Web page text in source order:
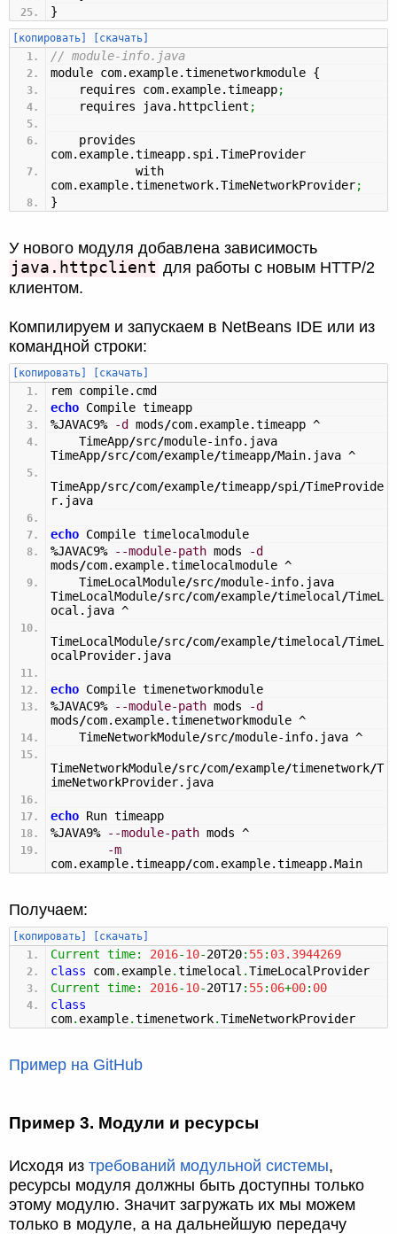
}
[копировать] [скачать]
// module-info.java
module com. example.timenetworkmodule {
requires com. example.timeapp;
requires java. httpclient ;
provides
com. example.timeapp. spi .TimeProvider
with
com. example.timenetwork.TimeNetworkProvider;
}
У нового модуля добавлена зависимость
java.httpclient для работы с новым HTTP/2
клиентом.
Компилируем и запускаем в NetBeans IDE или из
командной строки:
[копировать] [скачать]
rem compile.cmd
echo Compile timeapp
%JAVAC9% -d mods/com.example.timeapp ^
TimeApp/src/module-info.java
TimeApp/src/com/example/timeapp/Main.java ^
TimeApp/src/com/example/timeapp/spi /TimeProvide
r.java
echo Compile timelocalmodule
%JAVAC9% --module-path mods
-d
mods/com.example.timelocalmodule ^
TimeLocalModule/src/module-info.java
TimeLocalModule/src/com/example/timelocal /TimeL
ocal.java ^
TimeLocalModule/src/com/example/timelocal /TimeL
ocalProvider.java
echo Compile timenetworkmodule
%JAVAC9% --module-path mods
-d
mods/com.example.timenetworkmodule ^
TimeNetworkModule/src/module-info.java ^
TimeNetworkModule/src/com/example/timenetwork/T
imeNetworkProvider.java
echo Run timeapp
%JAVA9% --module-path mods ^
-m
com.example.timeapp/com.example.timeapp.Main
Получаем:
[копировать] [скачать]
Current time: 2016-10-20T20: 55: 03.3944269
class com. example.timelocal .TimeLocalProvider
Current time: 2016-10-20T17: 55: 06+00: 00
class
com. example.timenetwork.TimeNetworkProvider
Пример на GitHub
Пример 3. Модули и ресурсы
Исходя из требований модульной системы,
ресурсы модуля должны быть доступны только
этому модулю. Значит загружать их мы можем
только в модуле, а на дальнейшую передачу